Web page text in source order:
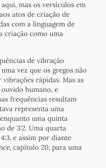
mas os versículos em
atos de criação de
com a linguagem de
criação como uma
de vibração
vez que os gregos não
rápidas. Mas as
humano, e
frequências resultam
representa uma
uma quinta
de 3:2. Uma quarta
e assim por diante
, capítulo 20, para uma